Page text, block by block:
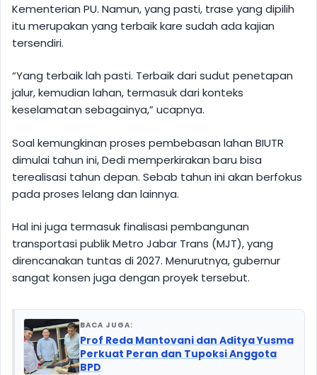
Kementerian PU. Namun, yang pasti, trase yang dipilih
itu merupakan yang terbaik kare sudah ada kajian
tersendiri.
“Yang terbaik lah pasti. Terbaik dari sudut penetapan
jalur, kemudian lahan, termasuk dari konteks
keselamatan sebagainya,” ucapnya.
Soal kemungkinan proses pembebasan lahan BIUTR
dimulai tahun ini, Dedi memperkirakan baru bisa
terealisasi tahun depan. Sebab tahun ini akan berfokus
pada proses lelang dan lainnya.
Hal ini juga termasuk finalisasi pembangunan
transportasi publik Metro Jabar Trans (MJT), yang
direncanakan tuntas di 2027. Menurutnya, gubernur
sangat konsen juga dengan proyek tersebut.
BACA JUGA:
Prof Reda Mantovani dan Aditya Yusma
Perkuat Peran dan Tupoksi Anggota
BPD